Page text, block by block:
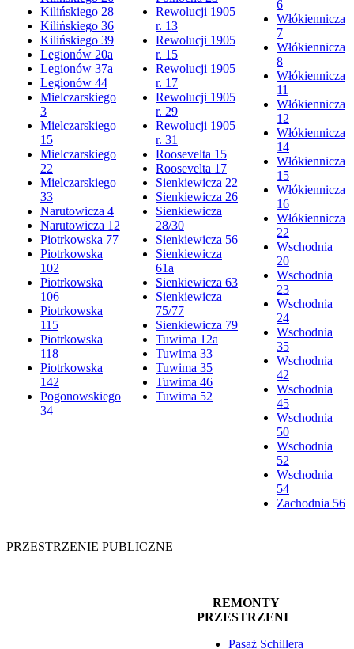
Kilińskiego 28
Kilińskiego 36
Kilińskiego 39
Legionów 20a
Legionów 37a
Legionów 44
Mielczarskiego
3
Mielczarskiego
15
Mielczarskiego
22
Mielczarskiego
33
Narutowicza 4
Narutowicza 12
Piotrkowska 77
Piotrkowska
102
Piotrkowska
106
Piotrkowska
115
Piotrkowska
118
Piotrkowska
142
Pogonowskiego
34
Rewolucji 1905
r. 13
Rewolucji 1905
r. 15
Rewolucji 1905
r. 17
Rewolucji 1905
r. 29
Rewolucji 1905
r. 31
Roosevelta 15
Roosevelta 17
Sienkiewicza 22
Sienkiewicza 26
Sienkiewicza
28/30
Sienkiewicza 56
Sienkiewicza
61a
Sienkiewicza 63
Sienkiewicza
75/77
Sienkiewicza 79
Tuwima 12a
Tuwima 33
Tuwima 35
Tuwima 46
Tuwima 52
6
Włókiennicza
7
Włókiennicza
8
Włókiennicza
11
Włókiennicza
12
Włókiennicza
14
Włókiennicza
15
Włókiennicza
16
Włókiennicza
22
Wschodnia
20
Wschodnia
23
Wschodnia
24
Wschodnia
35
Wschodnia
42
Wschodnia
45
Wschodnia
50
Wschodnia
52
Wschodnia
54
Zachodnia 56
PRZESTRZENIE PUBLICZNE
REMONTY
PRZESTRZENI
Pasaż Schillera